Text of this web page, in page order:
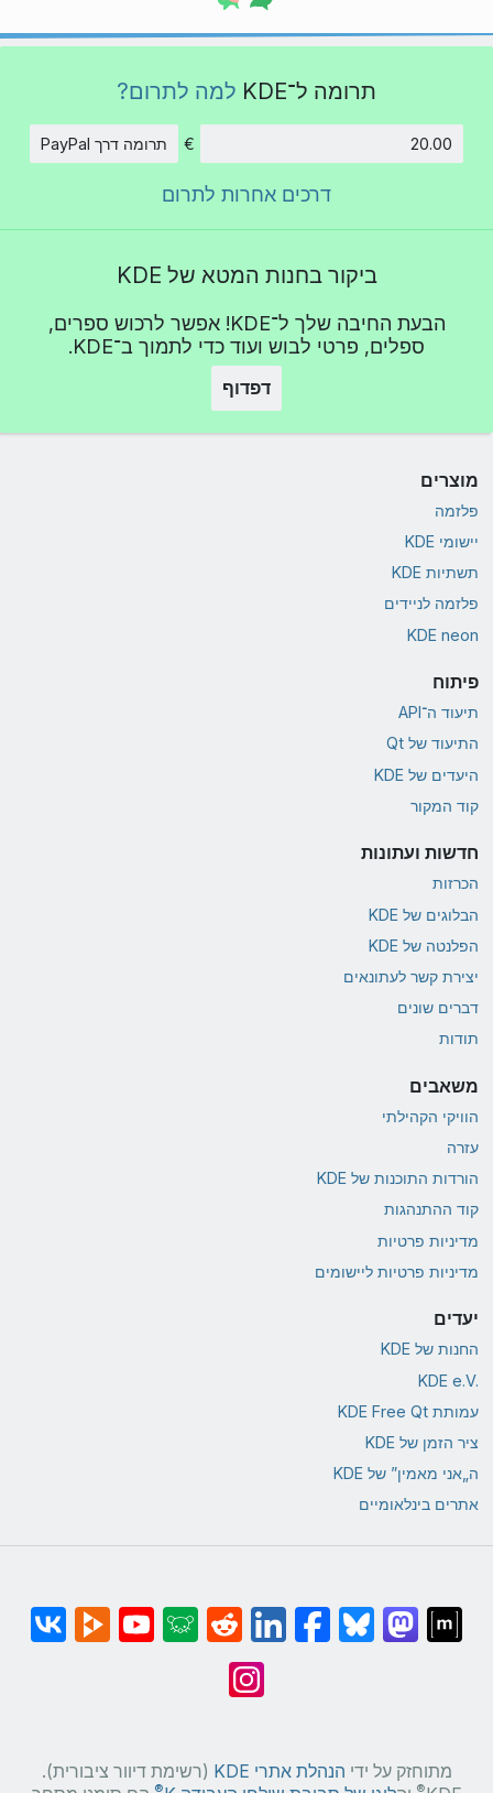
תרומה ל־KDE למה לתרום?
€ תרומה דרך PayPal
דרכים אחרות לתרום
ביקור בחנות המטא של KDE
הבעת החיבה שלך ל־KDE! אפשר לרכוש ספרים,
ספלים, פרטי לבוש ועוד כדי לתמוך ב־KDE.
דפדוף
מוצרים
פלזמה
יישומי KDE
תשתיות KDE
פלזמה לניידים
KDE neon
פיתוח
תיעוד ה־API
התיעוד של Qt
היעדים של KDE
קוד המקור
חדשות ועתונות
הכרזות
הבלוגים של KDE
הפלנטה של KDE
יצירת קשר לעתונאים
דברים שונים
תודות
משאבים
הוויקי הקהילתי
עזרה
הורדות התוכנות של KDE
קוד ההתנהגות
מדיניות פרטיות
מדיניות פרטיות ליישומים
יעדים
החנות של KDE
KDE e.V.‎
עמותת KDE Free Qt
ציר הזמן של KDE
ה„אני מאמין” של KDE
אתרים בינלאומיים
מתוחזק על ידי הנהלת אתרי KDE
(רשימת דיוור ציבורית).
®
®